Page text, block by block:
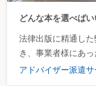
どんな本を選べば
法律出版に精通し
き、事業者様にあ
アドバイザー派遣サ